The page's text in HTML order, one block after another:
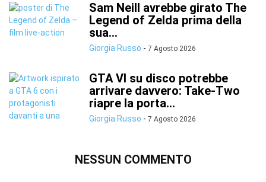
Sam Neill avrebbe girato The
Legend of Zelda prima della
sua...
Giorgia Russo - 7 Agosto 2026
GTA VI su disco potrebbe
arrivare davvero: Take-Two
riapre la porta...
Giorgia Russo - 7 Agosto 2026
NESSUN COMMENTO